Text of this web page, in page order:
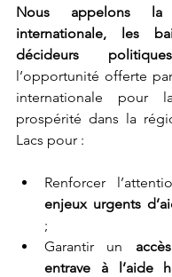
Nous appelons la
internationale, les
décideurs politiques
l’opportunité offerte
internationale
prospérité dans la
Lacs pour :
;
Garantir un
entrave à l’aide